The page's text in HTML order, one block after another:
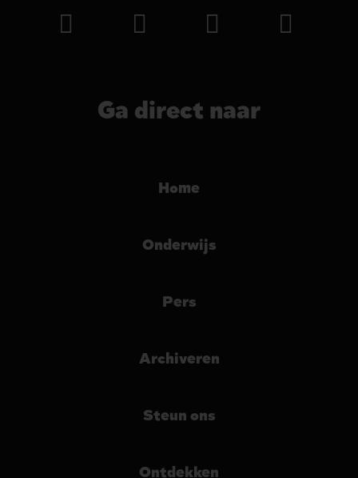
Ga direct naar
Home
Onderwijs
Pers
Archiveren
Steun ons
Ontdekken